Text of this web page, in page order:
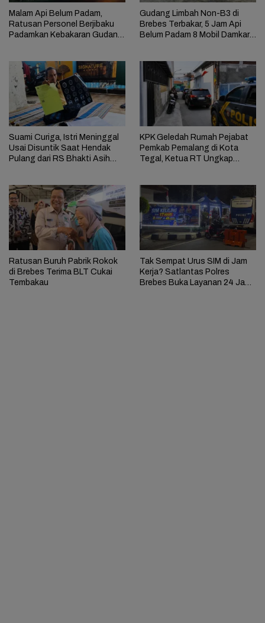
Malam Api Belum Padam,
Ratusan Personel Berjibaku
Padamkan Kebakaran Gudang
Gudang Limbah Non-B3 di
Brebes Terbakar, 5 Jam Api
Belum Padam 8 Mobil Damkar
Suami Curiga, Istri Meninggal
Usai Disuntik Saat Hendak
Pulang dari RS Bhakti Asih
KPK Geledah Rumah Pejabat
Pemkab Pemalang di Kota
Tegal, Ketua RT Ungkap
Ratusan Buruh Pabrik Rokok
di Brebes Terima BLT Cukai
Tembakau
Tak Sempat Urus SIM di Jam
Kerja? Satlantas Polres
Brebes Buka Layanan 24 Jam